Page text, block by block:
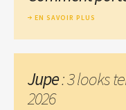
EN SAVOIR PLUS
Jupe: 3 looks
2026